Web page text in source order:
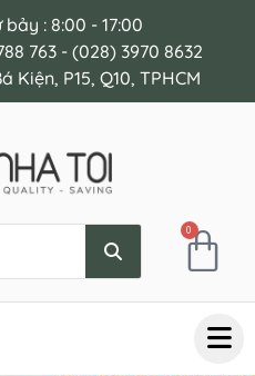
: 8:00 - 17:00
763 - (028) 3970 8632
Kiện, P15, Q10, TPHCM
0